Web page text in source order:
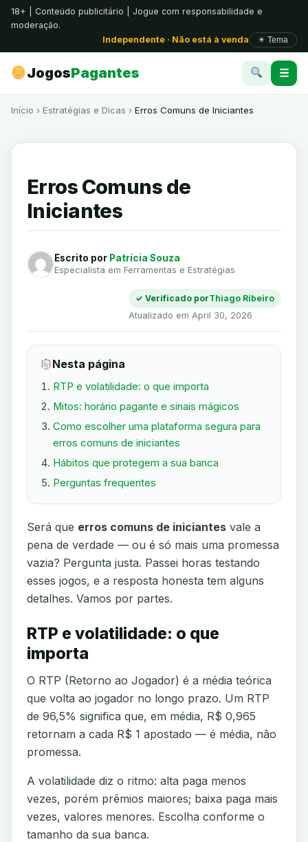
18+ | Conteúdo publicitário | Jogue com responsabilidade e
moderação.
Independente · Não está à venda
☀ Tema
JogosPagantes ☰
Início › Estratégias e Dicas › Erros Comuns de Iniciantes
Erros Comuns de
Iniciantes
Escrito por Patrícia Souza
Especialista em Ferramentas e Estratégias
✓ Verificado porThiago Ribeiro
Atualizado em April 30, 2026
Nesta página
RTP e volatilidade: o que importa
Mitos: horário pagante e sinais mágicos
Como escolher uma plataforma segura para
erros comuns de iniciantes
Hábitos que protegem a sua banca
Perguntas frequentes
Será que erros comuns de iniciantes vale a
pena de verdade — ou é só mais uma promessa
vazia? Pergunta justa. Passei horas testando
esses jogos, e a resposta honesta tem alguns
detalhes. Vamos por partes.
RTP e volatilidade: o que
importa
O RTP (Retorno ao Jogador) é a média teórica
que volta ao jogador no longo prazo. Um RTP
de 96,5% significa que, em média, R$ 0,965
retornam a cada R$ 1 apostado — é média, não
promessa.
A volatilidade diz o ritmo: alta paga menos
vezes, porém prêmios maiores; baixa paga mais
vezes, valores menores. Escolha conforme o
tamanho da sua banca.